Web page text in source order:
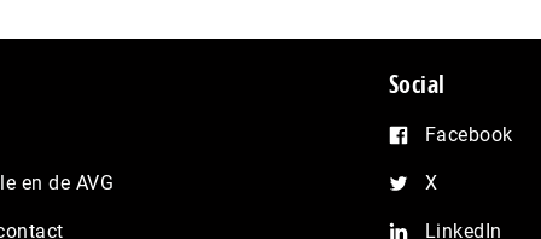
en de AVG
Social
Facebook
X
LinkedIn